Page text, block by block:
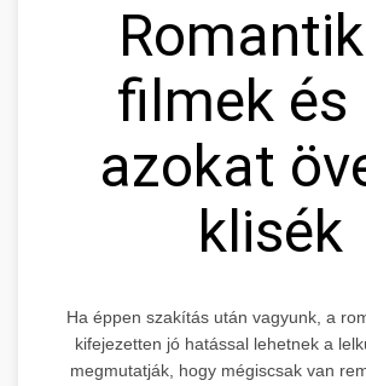
filmek és
azokat
klisék
Ha éppen szakítás után vagyunk, a
kifejezetten jó hatással lehetnek a
megmutatják, hogy mégiscsak van